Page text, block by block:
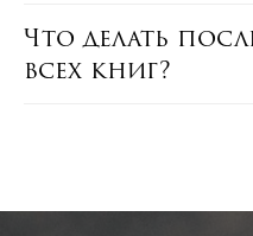
Что делать
всех книг?